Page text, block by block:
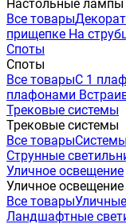
Настольные лампы
Все товары
прищепке На
Споты
Споты
Все товарыС 1
плафонами
Трековые системы
Трековые системы
Все товары
Струнные
Уличное освещение
Уличное освещение
Все товары
Ландшафтные